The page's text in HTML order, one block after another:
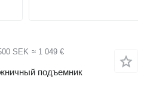
SEK ≈ 1 049 €
подъемник